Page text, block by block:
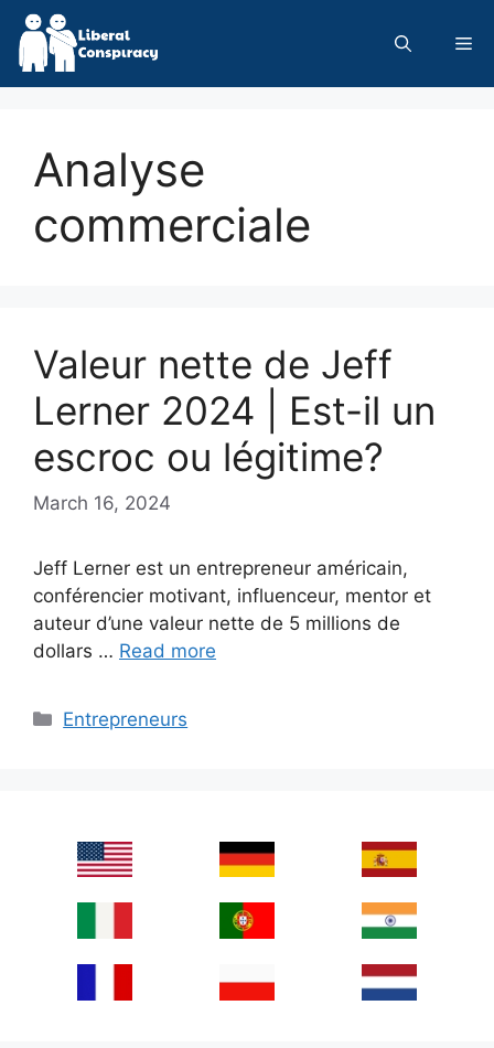
Skip
content
Analyse
commerciale
Valeur nette de Jeff
Lerner 2024 | Est-il un
escroc ou légitime?
March 16, 2024
Jeff Lerner est un entrepreneur américain,
conférencier motivant, influenceur, mentor et
auteur d’une valeur nette de 5 millions de
dollars … Read more
Categories
Entrepreneurs